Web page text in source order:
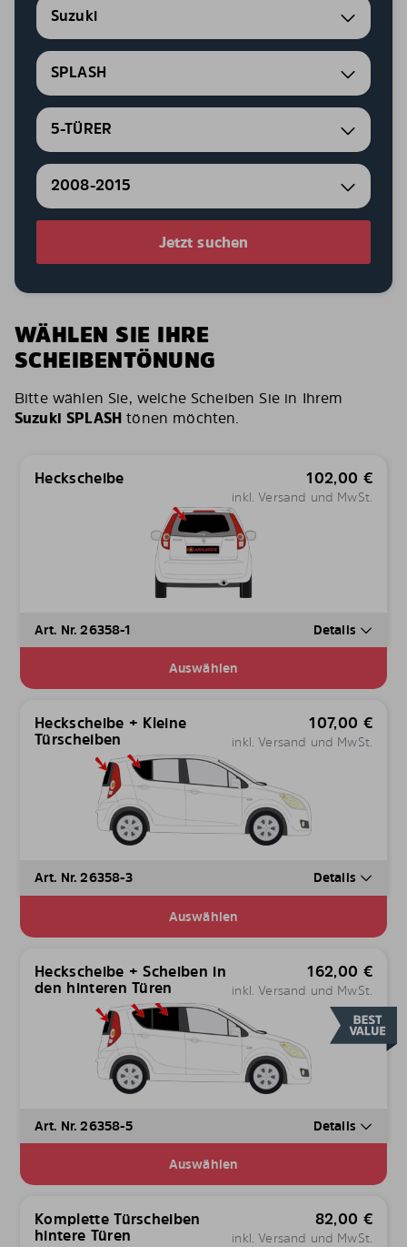
Suzuki
SPLASH
5-TÜRER
2008-2015
Jetzt suchen
WÄHLEN SIE IHRE
SCHEIBENTÖNUNG
Bitte wählen Sie, welche Scheiben Sie in Ihrem
Suzuki SPLASH tönen möchten.
Heckscheibe 102,00 €
inkl. Versand und MwSt.
Art. Nr. 26358-1 Details
Auswählen
Heckscheibe + Kleine
Türscheiben
107,00 €
inkl. Versand und MwSt.
Art. Nr. 26358-3 Details
Auswählen
Heckscheibe + Scheiben in
den hinteren Türen
162,00 €
inkl. Versand und MwSt.
Art. Nr. 26358-5 Details
Auswählen
Komplette Türscheiben
hintere Türen
82,00 €
inkl. Versand und MwSt.